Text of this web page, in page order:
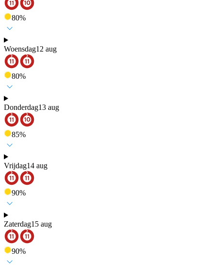
80%
Woensdag12 aug
80%
Donderdag13 aug
85%
Vrijdag14 aug
90%
Zaterdag15 aug
90%